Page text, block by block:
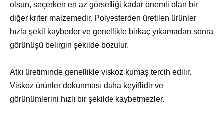
olsun, seçerken en az görselliği kadar önemli olan bir
diğer kriter malzemedir. Polyesterden üretilen ürünler
hızla şekil kaybeder ve genellikle birkaç yıkamadan sonra
görünüşü belirgin şekilde bozulur.
Atkı üretiminde genellikle viskoz kumaş tercih edilir.
Viskoz ürünler dokunması daha keyiflidir ve
görünümlerini hızlı bir şekilde kaybetmezler.